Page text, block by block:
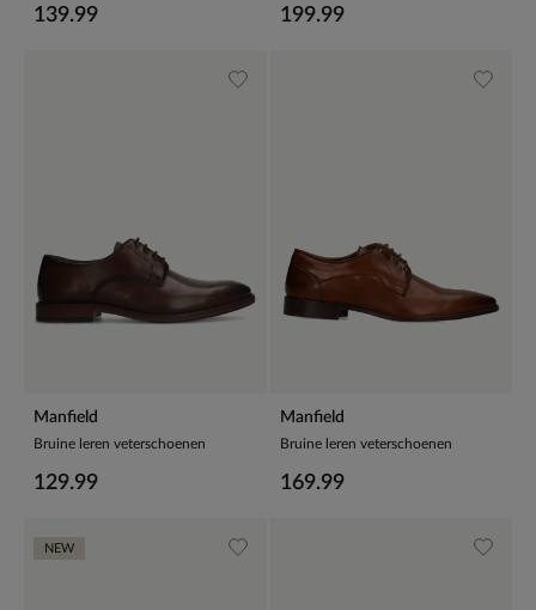
139.99 199.99
Manfield
Bruine leren veterschoenen
129.99
Manfield
Bruine leren veterschoenen
169.99
NEW